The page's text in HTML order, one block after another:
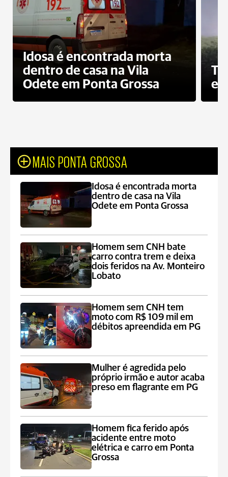
Idosa é encontrada morta
dentro de casa na Vila
Odete em Ponta Grossa
e
MAIS PONTA GROSSA
Idosa é encontrada morta
dentro de casa na Vila
Odete em Ponta Grossa
Homem sem CNH bate
carro contra trem e deixa
dois feridos na Av. Monteiro
Lobato
Homem sem CNH tem
moto com R$ 109 mil em
débitos apreendida em PG
Mulher é agredida pelo
próprio irmão e autor acaba
preso em flagrante em PG
Homem fica ferido após
acidente entre moto
elétrica e carro em Ponta
Grossa